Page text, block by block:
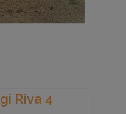
Riva 4